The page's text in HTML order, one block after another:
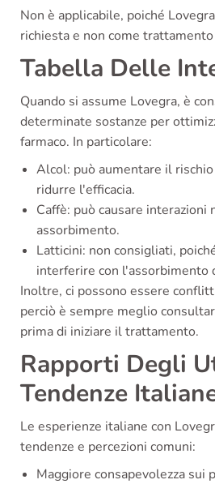
Non è applicabile, poiché
richiesta e non come
Tabella Delle
Quando si assume Lovegra, è
determinate sostanze per
farmaco. In particolare:
Alcol: può aumentare il
ridurre l'efficacia.
Caffè: può causare
assorbimento.
Latticini: non consigliati,
interferire con l'assorbimento
Inoltre, ci possono essere
perciò è sempre meglio
prima di iniziare il trattamento.
Rapporti Degli
Tendenze
Le esperienze italiane con
tendenze e percezioni comuni:
Maggiore consapevolezza sui